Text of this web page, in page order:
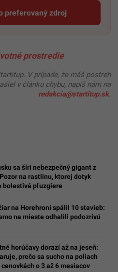
preferovaný zdroj
Startitup, odkaz sa otvorí v
prostredie
V prípade, že máš postreh
v článku chybu, napíš nám na
redakcia@startitup.sk.
sa šíri nebezpečný gigant z
na rastlinu, ktorej dotyk
bolestivé pľuzgiere
na Horehroní spálil 10 stavieb:
na mieste odhalili podozrivú
horúčavy dorazí až na jeseň:
prečo sa sucho na poliach
o 3 až 6 mesiacov